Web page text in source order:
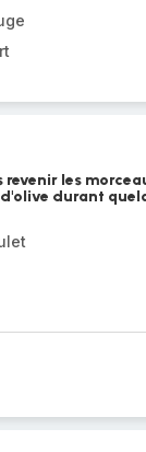
revenir les
durant